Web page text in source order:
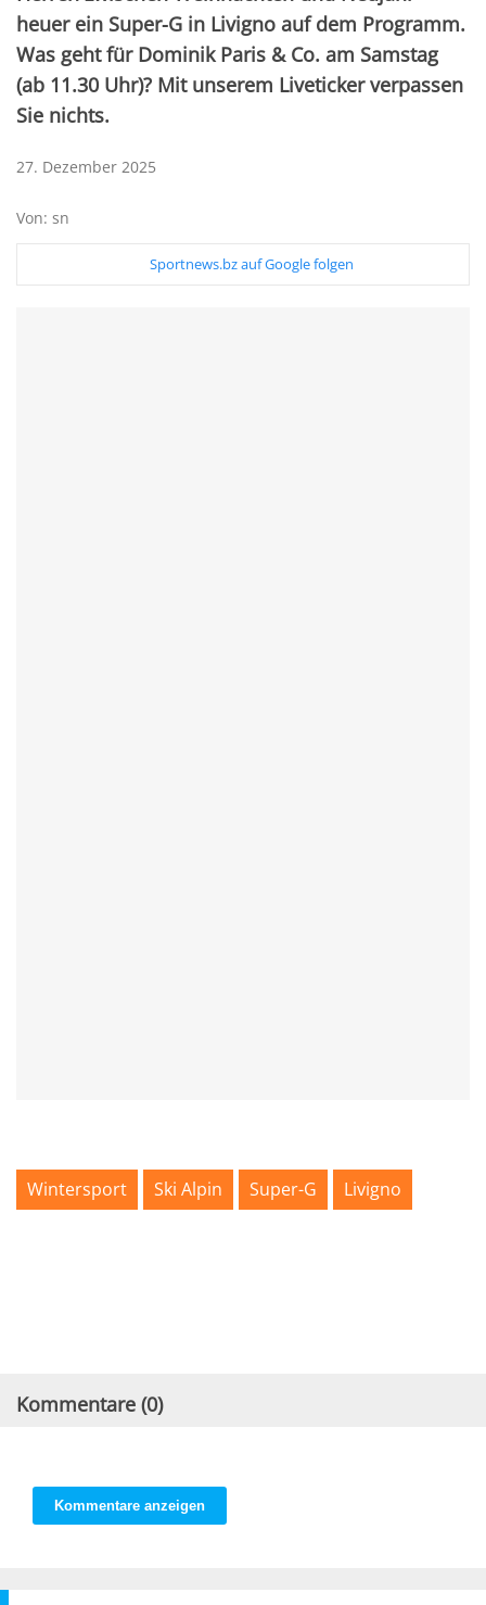
heuer ein Super-G in Livigno auf dem Programm.
Was geht für Dominik Paris & Co. am Samstag
(ab 11.30 Uhr)? Mit unserem Liveticker verpassen
Sie nichts.
27. Dezember 2025
Von: sn
Sportnews.bz auf Google folgen
Wintersport Ski Alpin Super-G Livigno
Kommentare (0)
Kommentare anzeigen